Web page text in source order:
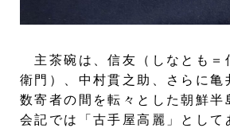
主茶碗は、信友（しなとも＝
衛門）、中村貫之助、さらに亀
数寄者の間を転々とした朝鮮半
会記では「古手屋高麗」として